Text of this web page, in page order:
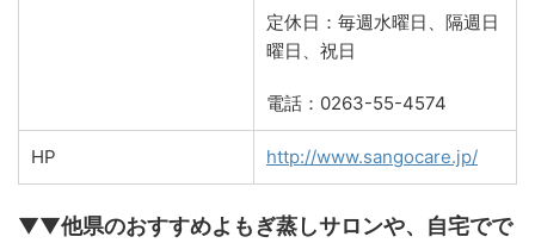
定休日：毎週水曜日、隔週日
曜日、祝日
電話：0263-55-4574
HP http://www.sangocare.jp/
▼▼他県のおすすめよもぎ蒸しサロンや、自宅でで